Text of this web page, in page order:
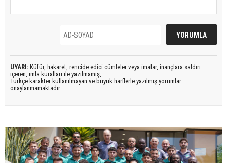
UYARI: Küfür, hakaret, rencide edici cümleler veya imalar, inançlara saldırı
içeren, imla kuralları ile yazılmamış,
Türkçe karakter kullanılmayan ve büyük harflerle yazılmış yorumlar
onaylanmamaktadır.